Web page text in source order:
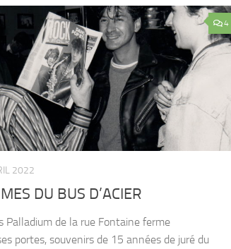
4
2022
DU BUS D’ACIER
Palladium de la rue Fontaine ferme
portes, souvenirs de 15 années de juré du